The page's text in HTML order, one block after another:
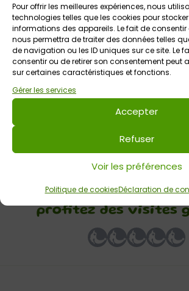
Pour offrir les meilleures expériences, nous
technologies telles que les cookies pour
informations des appareils. Le fait de
nous permettra de traiter des données telles
de navigation ou les ID uniques sur ce site. Le
consentir ou de retirer son consentement peut
sur certaines caractéristiques et fonctions.
Gérer les services
Accepter
Refuser
Voir les préférences
Politique de cookiesDéclaration de
11 août 2026 > 14 août 2026
Maison de la chauve-souris :
Maison de la chauve-
profitez des visites